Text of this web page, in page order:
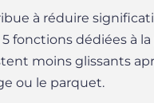
à réduire
5 fonctions dédiées à
moins glissants
ou le parquet.